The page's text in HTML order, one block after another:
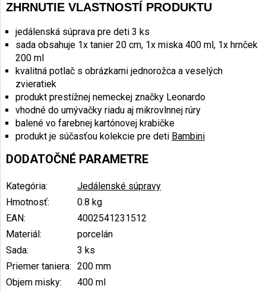
ZHRNUTIE VLASTNOSTÍ PRODUKTU
jedálenská súprava pre deti 3 ks
sada obsahuje 1x tanier 20 cm, 1x miska 400 ml, 1x hrnček
200 ml
kvalitná potlač s obrázkami jednorožca a veselých
zvieratiek
produkt prestížnej nemeckej značky Leonardo
vhodné do umývačky riadu aj mikrovlnnej rúry
balené vo farebnej kartónovej krabičke
produkt je súčasťou kolekcie pre deti Bambini
DODATOČNÉ PARAMETRE
Kategória:
Jedálenské súpravy
Hmotnosť:
0.8 kg
EAN:
4002541231512
Materiál:
porcelán
Sada:
3 ks
Priemer taniera: 200 mm
Objem misky:
400 ml